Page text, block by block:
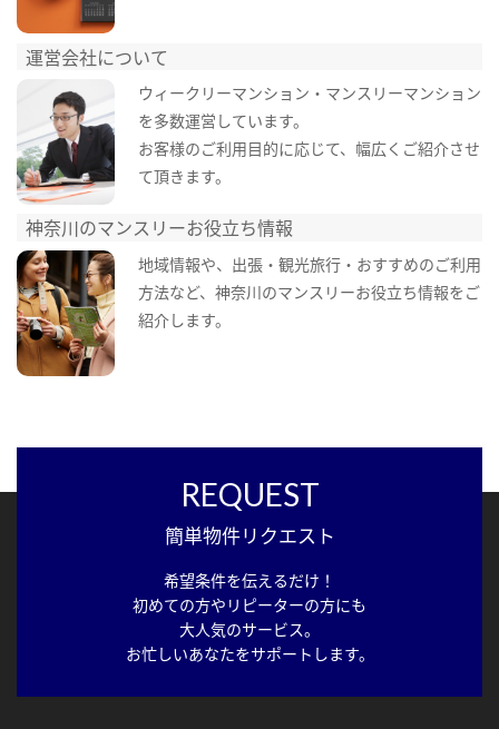
運営会社について
ウィークリーマンション・マンスリーマンション
を多数運営しています。
お客様のご利用目的に応じて、幅広くご紹介させ
て頂きます。
神奈川のマンスリーお役立ち情報
地域情報や、出張・観光旅行・おすすめのご利用
方法など、神奈川のマンスリーお役立ち情報をご
紹介します。
REQUEST
簡単物件リクエスト
希望条件を伝えるだけ！
初めての方やリピーターの方にも
大人気のサービス。
お忙しいあなたをサポートします。